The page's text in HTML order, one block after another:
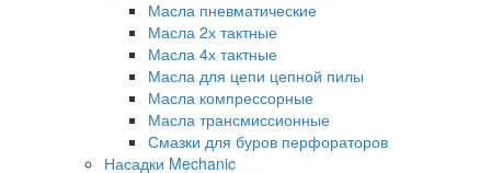
Масла пневматические
Масла 2х тактные
Масла 4х тактные
Масла для цепи цепной пилы
Масла компрессорные
Масла трансмиссионные
Смазки для буров перфораторов
Насадки Mechanic